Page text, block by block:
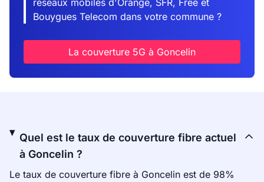
réseaux mobiles d'Orange, SFR, Free et
Bouygues Telecom dans votre commune ?
La couverture 5G à Goncelin
Quel est le taux de couverture fibre actuel
à Goncelin ?
Le taux de couverture fibre à Goncelin est de 98%